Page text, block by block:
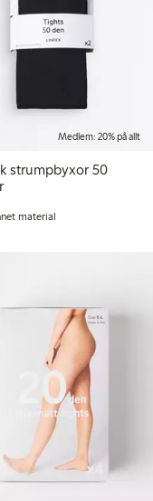
Medlem: 20% på allt
kr
material